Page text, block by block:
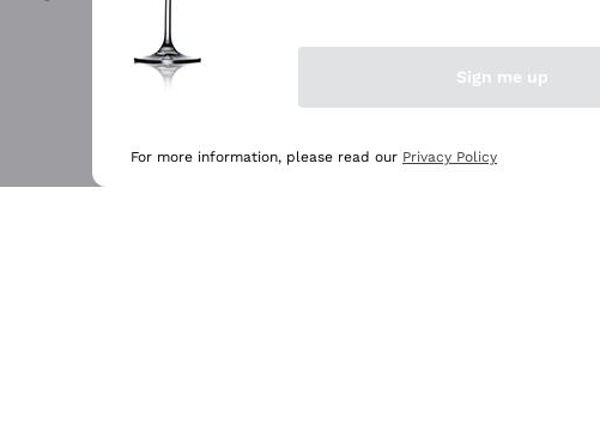
Sign me up
For more information, please read our Privacy Policy